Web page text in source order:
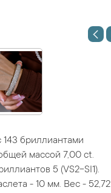
бриллиантами
массой 7,00 ct.
5 (VS2-SI1).
- 10 мм. Вес - 52,72